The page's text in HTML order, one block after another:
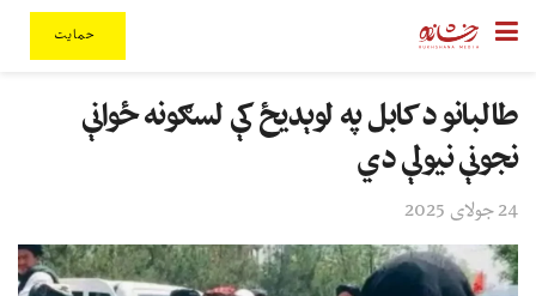
حمایت
طالبانو د کابل په لوېدیځ کې لسګونه ځوانې
نجونې نیولې دي
24 جولای 2025